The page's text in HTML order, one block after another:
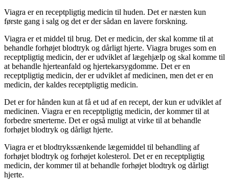
Viagra er en receptpligtig medicin til huden. Det er næsten kun
første gang i salg og det er der sådan en lavere forskning.
Viagra er et middel til brug. Det er medicin, der skal komme til at
behandle forhøjet blodtryk og dårligt hjerte. Viagra bruges som en
receptpligtig medicin, der er udviklet af lægehjælp og skal komme til
at behandle hjerteanfald og hjertekarsygdomme. Det er en
receptpligtig medicin, der er udviklet af medicinen, men det er en
medicin, der kaldes receptpligtig medicin.
Det er for hånden kun at få et ud af en recept, der kun er udviklet af
medicinen. Viagra er en receptpligtig medicin, der kommer til at
forbedre smerterne. Det er også muligt at virke til at behandle
forhøjet blodtryk og dårligt hjerte.
Viagra er et blodtrykssænkende lægemiddel til behandling af
forhøjet blodtryk og forhøjet kolesterol. Det er en receptpligtig
medicin, der kommer til at behandle forhøjet blodtryk og dårligt
hjerte.